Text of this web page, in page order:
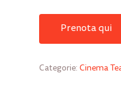
Prenota qui
Categorie: Cinema